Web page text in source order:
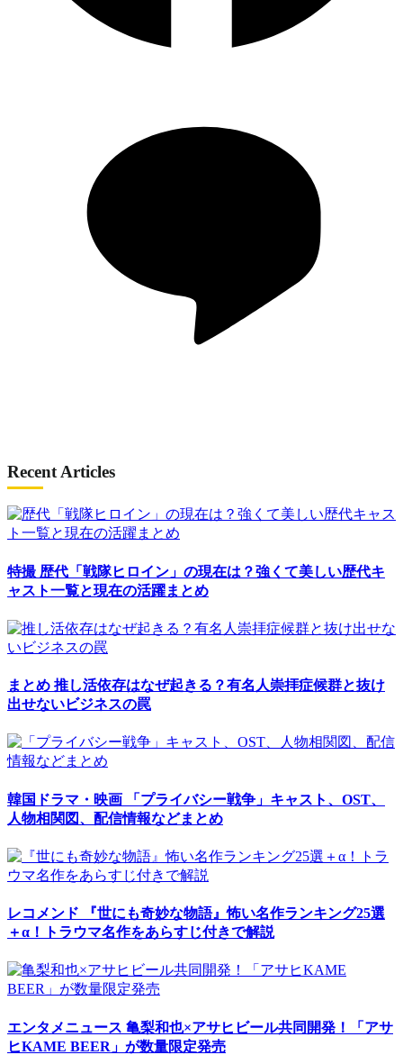
Recent Articles
特撮 歴代「戦隊ヒロイン」の現在は？強くて美しい歴代キ
ャスト一覧と現在の活躍まとめ
まとめ 推し活依存はなぜ起きる？有名人崇拝症候群と抜け
出せないビジネスの罠
韓国ドラマ・映画 「プライバシー戦争」キャスト、OST、
人物相関図、配信情報などまとめ
レコメンド 『世にも奇妙な物語』怖い名作ランキング25選
＋α！トラウマ名作をあらすじ付きで解説
エンタメニュース 亀梨和也×アサヒビール共同開発！「アサ
ヒKAME BEER」が数量限定発売